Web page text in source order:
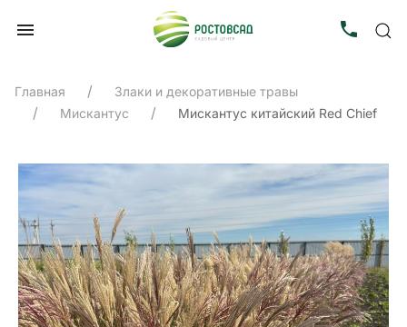
Главная
Злаки и декоративные травы
Мискантус
Мискантус китайский Red Chief